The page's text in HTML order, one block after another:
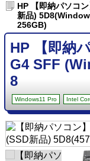
HP 【即納パソコ
新品)
256GB)
HP 【即納
G4 SFF
8
Windows11 Pro Intel